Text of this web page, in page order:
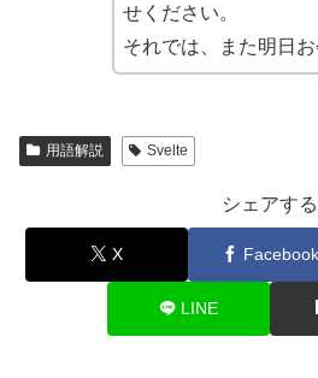
せください。
それでは、また明日
用語解説 Svelte
シェアする
X Facebook
LINE